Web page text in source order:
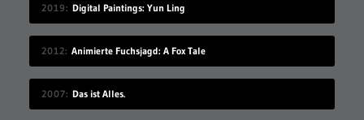
2019 Digital Paintings: Yun Ling
2012 Animierte Fuchsjagd: A Fox Tale
2007 Das ist Alles.